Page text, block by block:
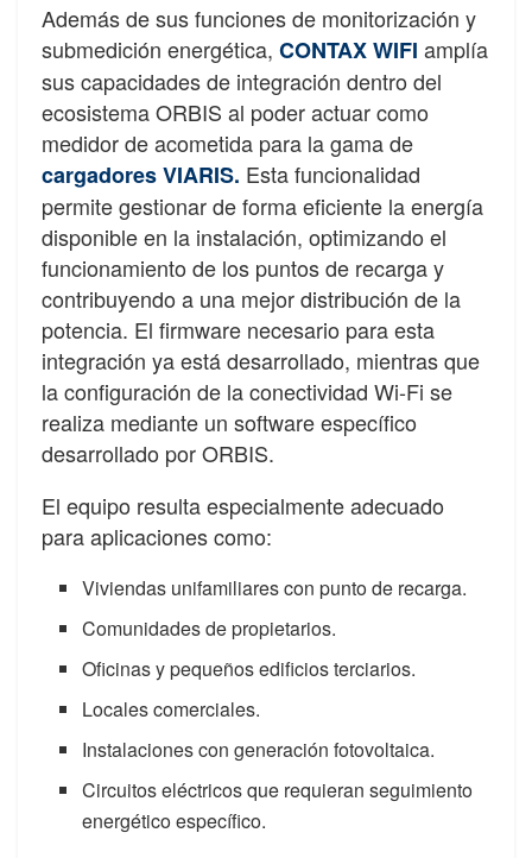
Además de sus funciones de monitorización y
submedición energética, CONTAX WIFI amplía
sus capacidades de integración dentro del
ecosistema ORBIS al poder actuar como
medidor de acometida para la gama de
cargadores VIARIS. Esta funcionalidad
permite gestionar de forma eficiente la energía
disponible en la instalación, optimizando el
funcionamiento de los puntos de recarga y
contribuyendo a una mejor distribución de la
potencia. El firmware necesario para esta
integración ya está desarrollado, mientras que
la configuración de la conectividad Wi-Fi se
realiza mediante un software específico
desarrollado por ORBIS.
El equipo resulta especialmente adecuado
para aplicaciones como:
Viviendas unifamiliares con punto de recarga.
Comunidades de propietarios.
Oficinas y pequeños edificios terciarios.
Locales comerciales.
Instalaciones con generación fotovoltaica.
Circuitos eléctricos que requieran seguimiento
energético específico.